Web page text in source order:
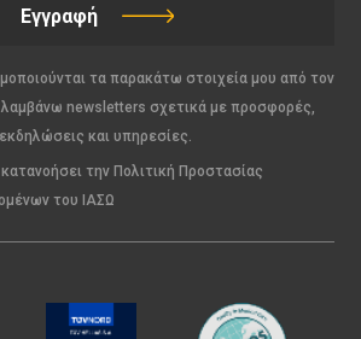
Εγγραφή
τα παρακάτω στοιχεία μου από τον
λαμβάνω newsletters σχετικά με προσφορές,
και υπηρεσίες.
την Πολιτική Προστασίας
του ΙΑΣΩ